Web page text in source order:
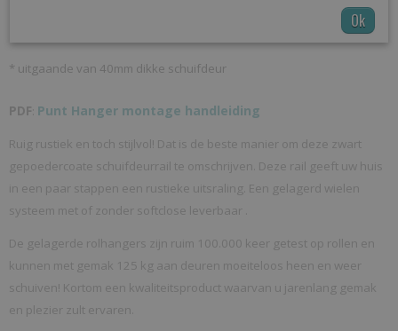
​*​
50mm afstandhouders: deur staat 31mm vrij van de wand *​
​* uitgaande van 40mm dikke schuifdeur
PDF Punt Hanger montage handleiding
Ruig rustiek en toch stijlvol! Dat is de beste manier om deze zwart
gepoedercoate schuifdeurrail te omschrijven. Deze rail geeft uw huis
in een paar stappen een rustieke uitsraling. Een gelagerd wielen
systeem met of zonder softclose leverbaar .
De gelagerde rolhangers zijn ruim 100.000 keer getest op rollen en
kunnen met gemak 125 kg aan deuren moeiteloos heen en weer
schuiven! Kortom een kwaliteitsproduct waarvan u jarenlang gemak
en plezier zult ervaren.
Ok